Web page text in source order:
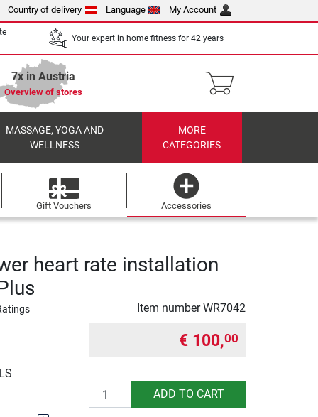
Country of delivery Language My Account
Your expert in home fitness for 42 years
7x in Austria
Overview of stores
MASSAGE, YOGA AND
WELLNESS
MORE
CATEGORIES
Gift Vouchers Accessories
heart rate installation
Item numberWR7042
€ 100,00
Quantity ADD TO CART